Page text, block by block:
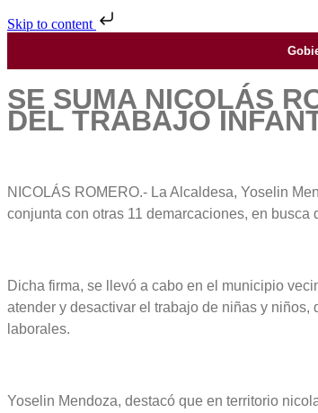
Skip to content
SE SUMA NICOLÁS
DEL TRABAJO
NICOLÁS ROMERO.- La Alcaldesa, Yoselin
conjunta con otras 11 demarcaciones, en
Dicha firma, se llevó a cabo en el municipio
atender y desactivar el trabajo de niñas y
laborales.
Yoselin Mendoza, destacó que en territorio